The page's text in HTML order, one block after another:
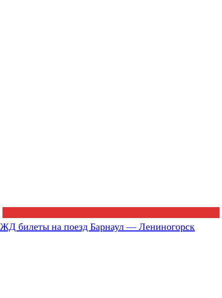
ЖД билеты на поезд Барнаул — Лениногорск